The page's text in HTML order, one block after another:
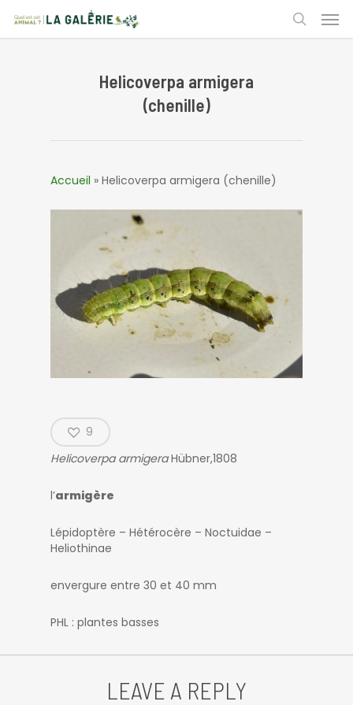
main
search
Helicoverpa armigera
(chenille)
Accueil » Helicoverpa armigera (chenille)
9
Helicoverpa armigeraHübner,1808
l’armigère
Lépidoptère – Hétérocère – Noctuidae –
Heliothinae
envergure entre 30 et 40 mm
PHL : plantes basses
LEAVE A REPLY